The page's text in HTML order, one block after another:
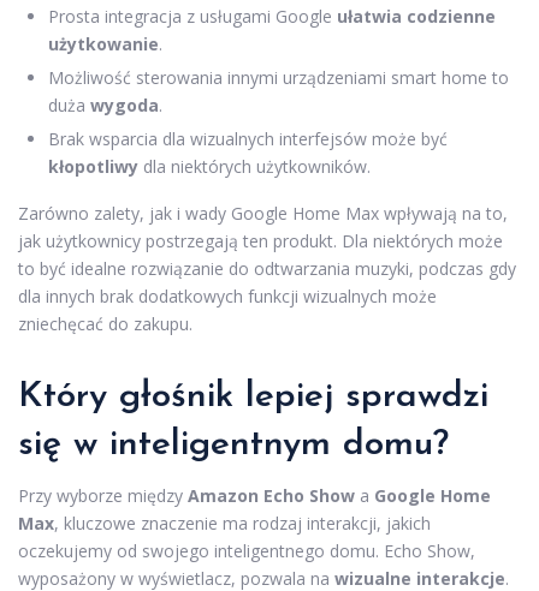
Prosta integracja z usługami Google ułatwia codzienne
użytkowanie.
Możliwość sterowania innymi urządzeniami smart home to
duża wygoda.
Brak wsparcia dla wizualnych interfejsów może być
kłopotliwy dla niektórych użytkowników.
Zarówno zalety, jak i wady Google Home Max wpływają na to,
jak użytkownicy postrzegają ten produkt. Dla niektórych może
to być idealne rozwiązanie do odtwarzania muzyki, podczas gdy
dla innych brak dodatkowych funkcji wizualnych może
zniechęcać do zakupu.
Który głośnik lepiej sprawdzi
się w inteligentnym domu?
Przy wyborze między Amazon Echo Show a Google Home
Max, kluczowe znaczenie ma rodzaj interakcji, jakich
oczekujemy od swojego inteligentnego domu. Echo Show,
wyposażony w wyświetlacz, pozwala na wizualne interakcje.